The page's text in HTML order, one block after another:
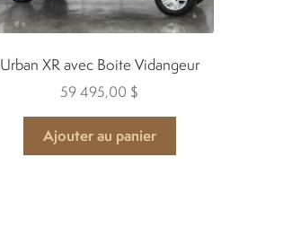
Urban XR avec Boite Vidangeur
59 495,00 $
Ajouter au panier